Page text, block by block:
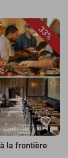
33%
favorite_border
la frontière